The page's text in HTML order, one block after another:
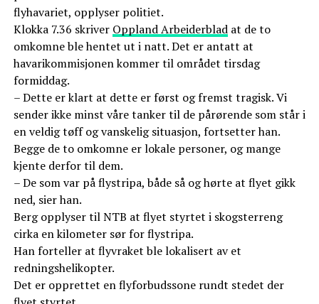
flyhavariet, opplyser politiet.
Klokka 7.36 skriver Oppland Arbeiderbladat de to
omkomne ble hentet ut i natt. Det er antatt at
havarikommisjonen kommer til området tirsdag
formiddag.
– Dette er klart at dette er først og fremst tragisk. Vi
sender ikke minst våre tanker til de pårørende som står i
en veldig tøff og vanskelig situasjon, fortsetter han.
Begge de to omkomne er lokale personer, og mange
kjente derfor til dem.
– De som var på flystripa, både så og hørte at flyet gikk
ned, sier han.
Berg opplyser til NTB at flyet styrtet i skogsterreng
cirka en kilometer sør for flystripa.
Han forteller at flyvraket ble lokalisert av et
redningshelikopter.
Det er opprettet en flyforbudssone rundt stedet der